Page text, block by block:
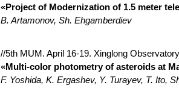
«Project of Modernization of 1.5 meter
B. Artamonov, Sh. Ehgamberdiev
//5th MUM. April 16-19. Xinglong
«Multi-color photometry of asteroids at
F. Yoshida, K. Ergashev, Y. Turayev, T. Ito,